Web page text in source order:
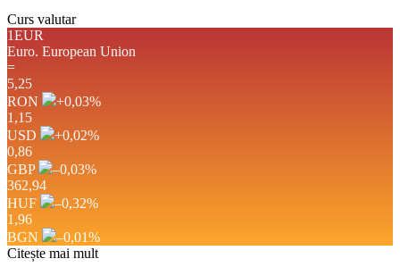
Curs valutar
1EUR
Euro. European Union
=
5,25
RON
+0,03%
1,15
USD
+0,02%
0,86
GBP
–0,03%
362,94
HUF
–0,32%
1,96
BGN
–0,01%
Citește mai mult